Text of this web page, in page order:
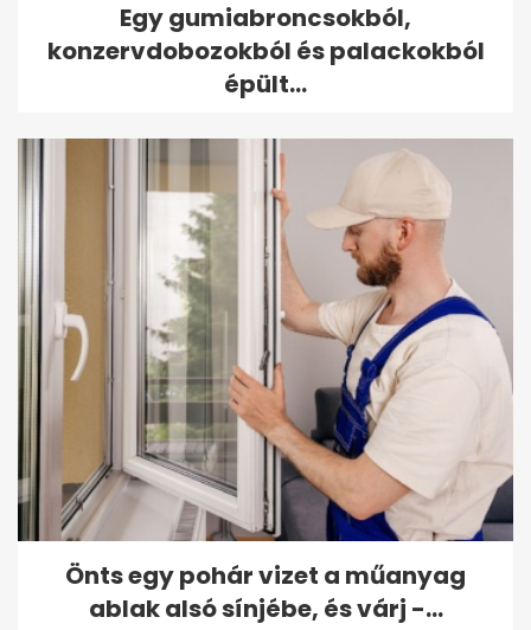
Egy gumiabroncsokból,
konzervdobozokból és palackokból
épült...
Önts egy pohár vizet a műanyag
ablak alsó sínjébe, és várj -...